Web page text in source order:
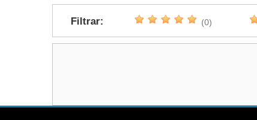
Filtrar: (0)